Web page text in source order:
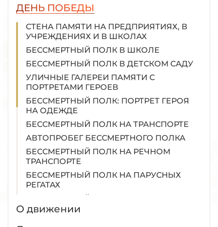
ДЕНЬ ПОБЕДЫ
СТЕНА ПАМЯТИ НА ПРЕДПРИЯТИЯХ, В
УЧРЕЖДЕНИЯХ И В ШКОЛАХ
БЕССМЕРТНЫЙ ПОЛК В ШКОЛЕ
БЕССМЕРТНЫЙ ПОЛК В ДЕТСКОМ САДУ
УЛИЧНЫЕ ГАЛЕРЕИ ПАМЯТИ С
ПОРТРЕТАМИ ГЕРОЕВ
БЕССМЕРТНЫЙ ПОЛК: ПОРТРЕТ ГЕРОЯ
НА ОДЕЖДЕ
БЕССМЕРТНЫЙ ПОЛК НА ТРАНСПОРТЕ
АВТОПРОБЕГ БЕССМЕРТНОГО ПОЛКА
БЕССМЕРТНЫЙ ПОЛК НА РЕЧНОМ
ТРАНСПОРТЕ
БЕССМЕРТНЫЙ ПОЛК НА ПАРУСНЫХ
РЕГАТАХ
БЕССМЕРТНЫЙ ПОЛК НА ПЕРЕДОВОЙ
О движении